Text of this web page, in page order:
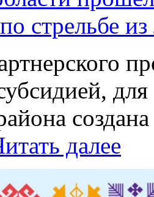
стрельбе из
далее